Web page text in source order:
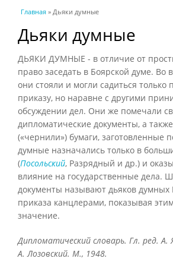
Вы здесь
Главная » Дьяки думные
Дьяки думные
ДЬЯКИ ДУМНЫЕ - в отличие от
право заседать в Боярской думе. Во
они стояли и могли садиться только
приказу, но наравне с другими
обсуждении дел. Они же помечали
дипломатические документы, а
(«чернили») бумаги, заготовленные
думные назначались только в
(Посольский, Разрядный и др.) и
влияние на государственные дела.
документы называют дьяков думных
приказа канцлерами, показывая
значение.
Дипломатический словарь. Гл. ред. А.
А. Лозовский. М., 1948.